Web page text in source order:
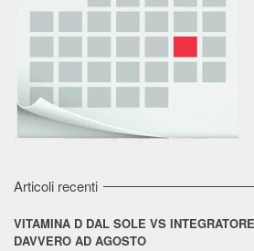
Articoli recenti
VITAMINA D DAL SOLE VS
DAVVERO AD AGOSTO